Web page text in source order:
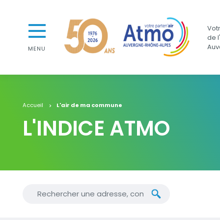
Aller au premier menu de navigation
Aller à la recherche
MENU
de
Accueil L'air de ma commune
L'INDICE ATMO
Chercher une nouvelle adresse